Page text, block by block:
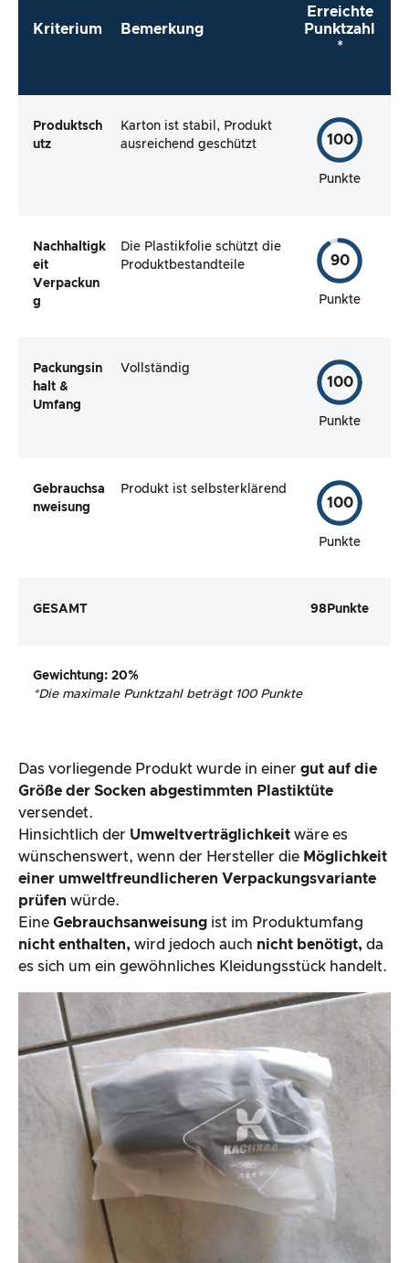
Kriterium Bemerkung
Erreichte
Punktzahl
*
Produktsch
utz
Karton ist stabil, Produkt
ausreichend geschützt
100
Punkte
Nachhaltigk
eit
Verpackun
g
Die Plastikfolie schützt die
Produktbestandteile
90
Punkte
Packungsin
halt &
Umfang
Vollständig
100
Punkte
Gebrauchsa
nweisung
Produkt ist selbsterklärend
100
Punkte
GESAMT 98 Punkte
Gewichtung: 20%
*Die maximale Punktzahl beträgt 100 Punkte
Das vorliegende Produkt wurde in einer gut auf die
Größe der Socken abgestimmten Plastiktüte
versendet.
Hinsichtlich der Umweltverträglichkeit wäre es
wünschenswert, wenn der Hersteller die Möglichkeit
einer umweltfreundlicheren Verpackungsvariante
prüfen würde.
Eine Gebrauchsanweisung ist im Produktumfang
nicht enthalten, wird jedoch auch nicht benötigt, da
es sich um ein gewöhnliches Kleidungsstück handelt.